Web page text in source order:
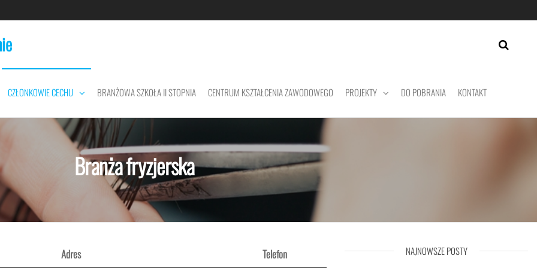
CZŁONKOWIE CECHU BRANŻOWA SZKOŁA II STOPNIA CENTRUM KSZTAŁCENIA ZAWODOWEGO PROJEKTY DO POBRANIA KONTAKT
Branża fryzjerska
Adres
Telefon
NAJNOWSZE POSTY